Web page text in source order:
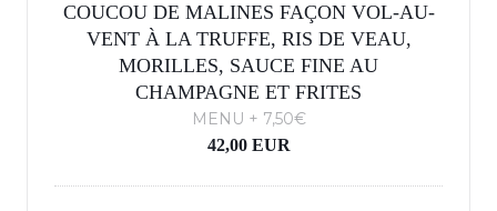
COUCOU DE MALINES FAÇON VOL-AU-
VENT À LA TRUFFE, RIS DE VEAU,
MORILLES, SAUCE FINE AU
CHAMPAGNE ET FRITES
MENU + 7,50€
42,00 EUR